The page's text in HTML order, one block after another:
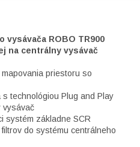
vysávača ROBO TR900
na centrálny vysávač
priestoru so
technológiou Plug and Play
vysávač
systém základne SCR
do systému centrálneho